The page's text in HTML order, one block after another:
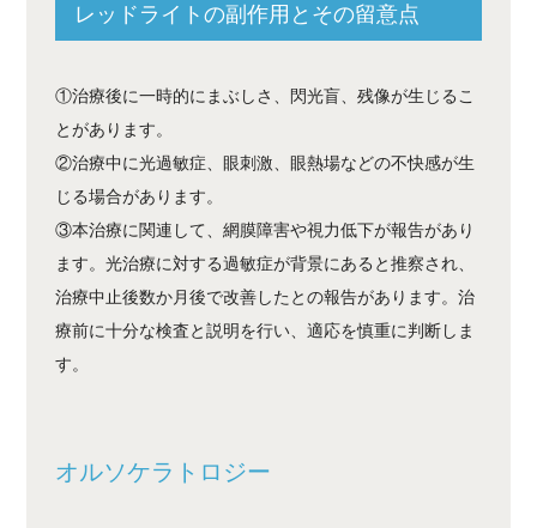
レッドライトの副作用とその留意点
①治療後に一時的にまぶしさ、閃光盲、残像が生じるこ
とがあります。
②治療中に光過敏症、眼刺激、眼熱場などの不快感が生
じる場合があります。
③本治療に関連して、網膜障害や視力低下が報告があり
ます。光治療に対する過敏症が背景にあると推察され、
治療中止後数か月後で改善したとの報告があります。治
療前に十分な検査と説明を行い、適応を慎重に判断しま
す。
オルソケラトロジー